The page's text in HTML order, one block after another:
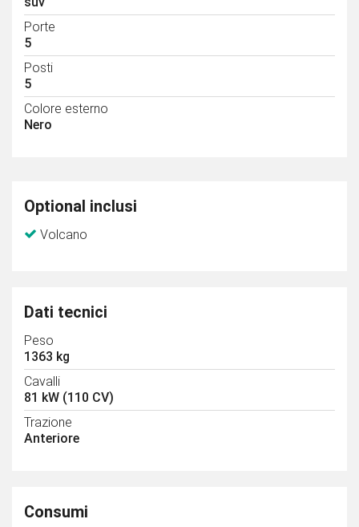
Porte
5
Posti
5
Colore esterno
Nero
Optional inclusi
Volcano
Dati tecnici
Peso
1363 kg
Cavalli
81 kW (110 CV)
Trazione
Anteriore
Consumi